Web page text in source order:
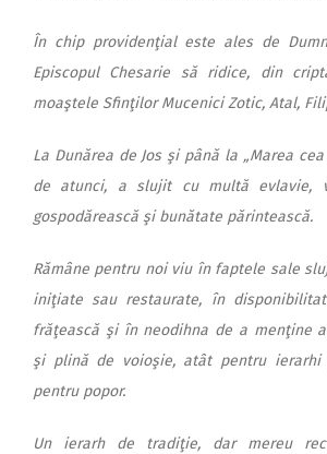
În chip providenţial este ales de
Episcopul Chesarie să ridice, din
moaştele Sfinţilor Mucenici Zotic, Atal,
La Dunărea de Jos şi până la „Marea
de atunci, a slujit cu multă evlavie,
gospodărească şi bunătate părintească.
Rămâne pentru noi viu în faptele sale
iniţiate sau restaurate, în
frăţească şi în neodihna de a menţine
şi plină de voioşie, atât pentru
pentru popor.
Un ierarh de tradiţie, dar mereu